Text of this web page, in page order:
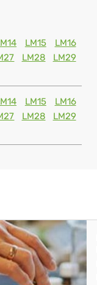
LM15
LM16
LM28
LM29
LM15
LM16
LM28
LM29